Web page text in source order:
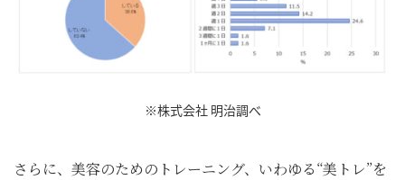
※株式会社 明治調べ
さらに、美容のためのトレーニング、いわゆる“美トレ”を